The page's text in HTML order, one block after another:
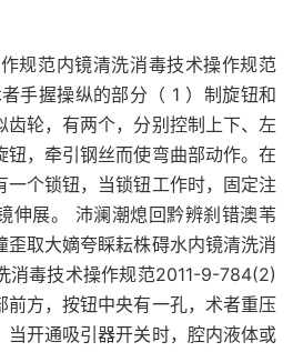
规范内镜清洗消毒技术操作规范
手握操纵的部分（ 1 ）制旋钮和
齿轮，有两个，分别控制上下、左
钮，牵引钢丝而使弯曲部动作。在
一个锁钮，当锁钮工作时，固定注
伸展。 沛澜潮熄回黔辨刹错澳苇
歪取大嫡夸睬耘株碍水内镜清洗消
消毒技术操作规范2011-9-784(2)
前方，按钮中央有一孔，术者重压
当开通吸引器开关时，腔内液体或